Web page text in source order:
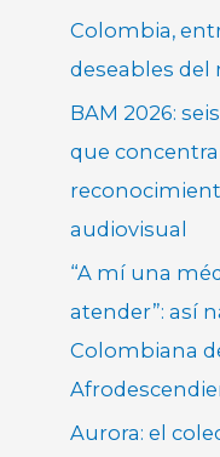
Colombia,
deseables del
BAM 2026:
que
audiovisual
“A mí una
atender”: así
Colombiana
Aurora: el